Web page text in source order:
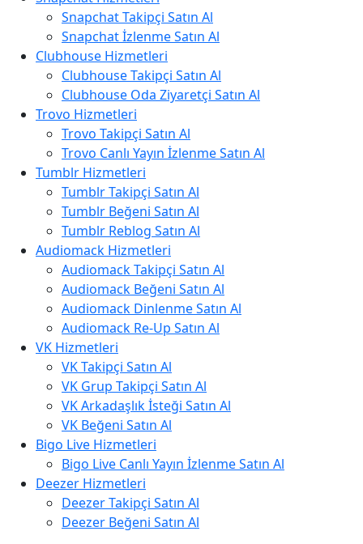
Snapchat Takipçi Satın Al
Snapchat İzlenme Satın Al
Clubhouse Hizmetleri
Clubhouse Takipçi Satın Al
Clubhouse Oda Ziyaretçi Satın Al
Trovo Hizmetleri
Trovo Takipçi Satın Al
Trovo Canlı Yayın İzlenme Satın Al
Tumblr Hizmetleri
Tumblr Takipçi Satın Al
Tumblr Beğeni Satın Al
Tumblr Reblog Satın Al
Audiomack Hizmetleri
Audiomack Takipçi Satın Al
Audiomack Beğeni Satın Al
Audiomack Dinlenme Satın Al
Audiomack Re-Up Satın Al
VK Hizmetleri
VK Takipçi Satın Al
VK Grup Takipçi Satın Al
VK Arkadaşlık İsteği Satın Al
VK Beğeni Satın Al
Bigo Live Hizmetleri
Bigo Live Canlı Yayın İzlenme Satın Al
Deezer Hizmetleri
Deezer Takipçi Satın Al
Deezer Beğeni Satın Al